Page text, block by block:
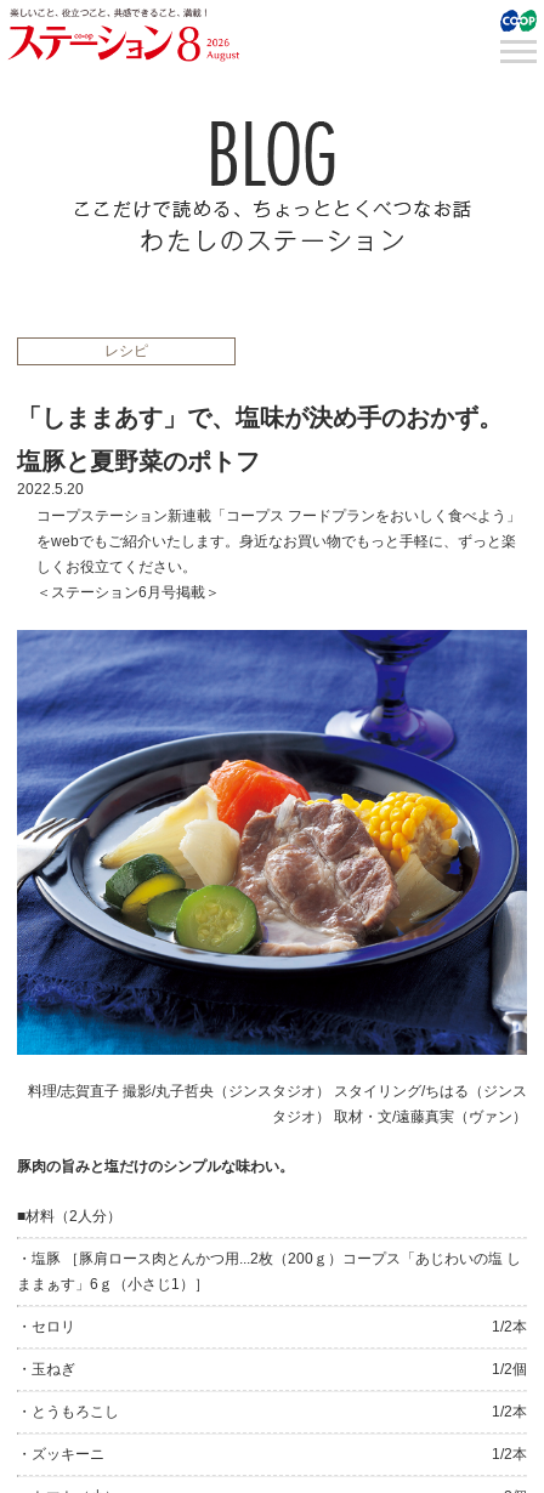
レシピ
「しままあす」で、塩味が決め手のおかず。
塩豚と夏野菜のポトフ
2022.5.20
コープステーション新連載「コープス フードプランをおいしく食べよう」
をwebでもご紹介いたします。身近なお買い物でもっと手軽に、ずっと楽
しくお役立てください。
＜ステーション6月号掲載＞
料理/志賀直子 撮影/丸子哲央（ジンスタジオ） スタイリング/ちはる（ジンス
タジオ） 取材・文/遠藤真実（ヴァン）
豚肉の旨みと塩だけのシンプルな味わい。
■材料（2人分）
・塩豚 ［豚肩ロース肉とんかつ用...2枚（200ｇ）コープス「あじわいの塩 し
ままぁす」6ｇ（小さじ1）］
・セロリ 1/2本
・玉ねぎ 1/2個
・ とうもろこし 1/2本
・ ズッキーニ 1/2本